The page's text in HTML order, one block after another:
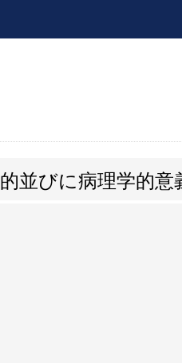
並びに病理学的意